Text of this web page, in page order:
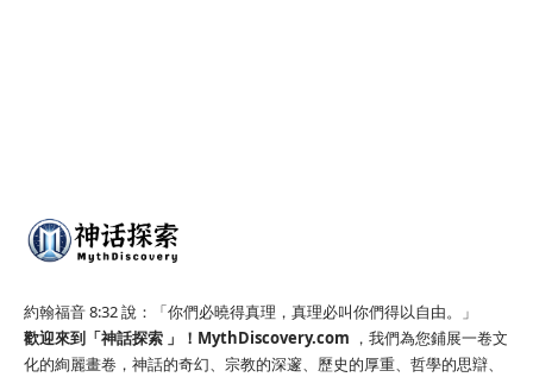
約翰福音 8:32 說：「你們必曉得真理，真理必叫你們得以自由。」
歡迎來到「神話探索 」！ MythDiscovery.com ，我們為您鋪展一卷文
化的絢麗畫卷，神話的奇幻、宗教的深邃、歷史的厚重、哲學的思辯、